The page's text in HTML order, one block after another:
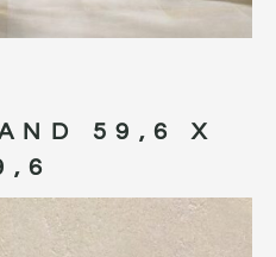
59,6 X